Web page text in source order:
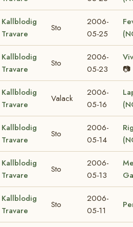
Kallblodig
Travare
Sto
2006-
05-25
Kallblodig
Travare
Sto
2006-
05-23
📷
Kallblodig
Travare
Valack
2006-
05-16
Kallblodig
Travare
Sto
2006-
05-14
Kallblodig
Travare
Sto
2006-
05-13
Kallblodig
Travare
Sto
2006-
05-11